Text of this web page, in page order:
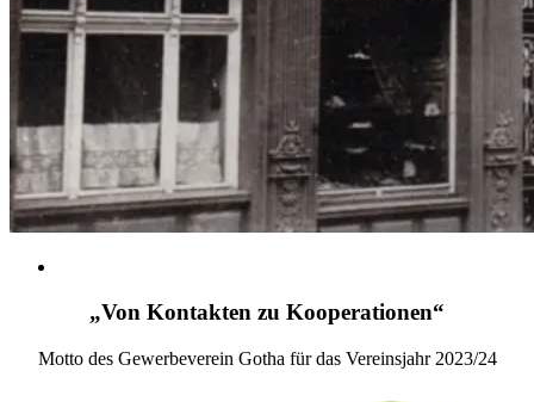
„Von Kontakten zu Kooperationen“
Motto des Gewerbeverein Gotha für das Vereinsjahr 2023/24